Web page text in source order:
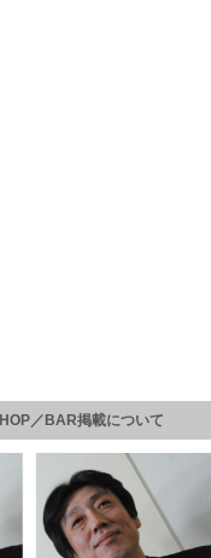
／BAR掲載について